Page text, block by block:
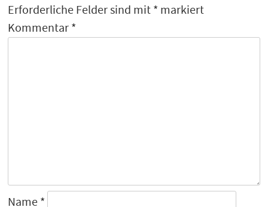
Erforderliche Felder sind mit * markiert
Kommentar *
Name *